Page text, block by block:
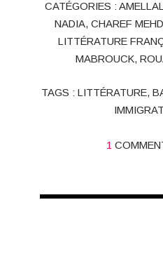
CATÉGORIES :
NADIA, CHAREF
LITTÉRATURE
MABROUCK,
TAGS : LITTÉRATURE,
1